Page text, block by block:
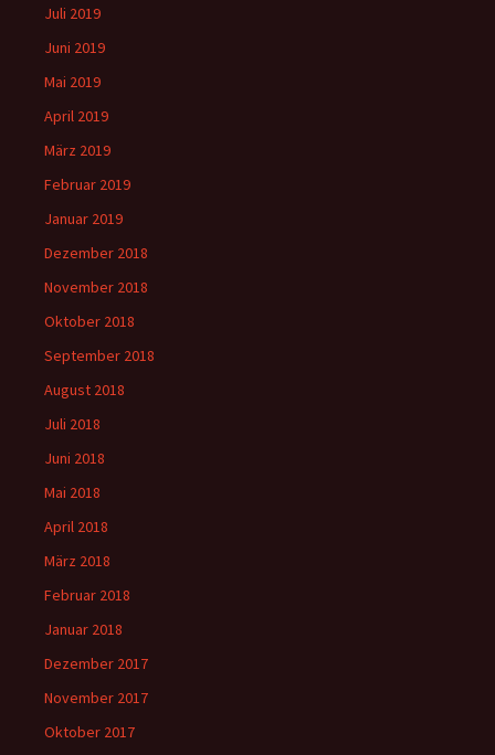
Juli 2019
Juni 2019
Mai 2019
April 2019
März 2019
Februar 2019
Januar 2019
Dezember 2018
November 2018
Oktober 2018
September 2018
August 2018
Juli 2018
Juni 2018
Mai 2018
April 2018
März 2018
Februar 2018
Januar 2018
Dezember 2017
November 2017
Oktober 2017